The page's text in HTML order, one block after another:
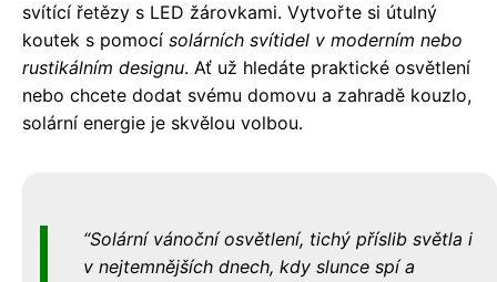
svítící řetězy s LED žárovkami. Vytvořte si útulný
koutek s pomocí solárních svítidel v moderním nebo
rustikálním designu. Ať už hledáte praktické osvětlení
nebo chcete dodat svému domovu a zahradě kouzlo,
solární energie je skvělou volbou.
Solární vánoční osvětlení, tichý příslib světla i
v nejtemnějších dnech, kdy slunce spí a